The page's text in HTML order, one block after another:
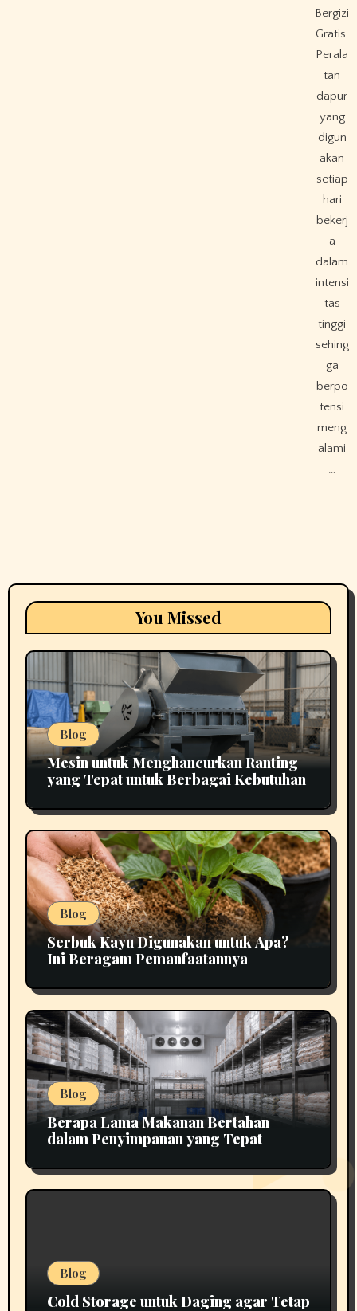
Bergizi
Gratis.
Perala
tan
dapur
yang
digun
akan
setiap
hari
bekerj
a
dalam
intensi
tas
tinggi
sehing
ga
berpo
tensi
meng
alami
…
You Missed
Blog
Mesin untuk Menghancurkan Ranting
yang Tepat untuk Berbagai Kebutuhan
Blog
Serbuk Kayu Digunakan untuk Apa?
Ini Beragam Pemanfaatannya
Blog
Berapa Lama Makanan Bertahan
dalam Penyimpanan yang Tepat
Blog
Cold Storage untuk Daging agar Tetap